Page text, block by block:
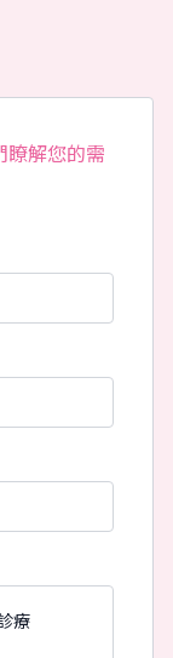
瞭解您的需
療